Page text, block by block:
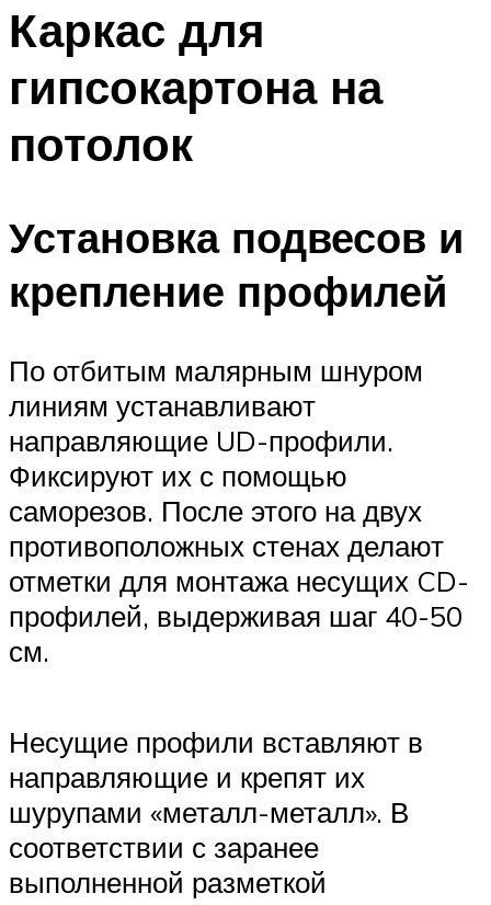
Каркас для
гипсокартона на
потолок
Установка подвесов и
крепление профилей
По отбитым малярным шнуром
линиям устанавливают
направляющие UD-профили.
Фиксируют их с помощью
саморезов. После этого на двух
противоположных стенах делают
отметки для монтажа несущих CD-
профилей, выдерживая шаг 40-50
см.
Несущие профили вставляют в
направляющие и крепят их
шурупами «металл-металл». В
соответствии с заранее
выполненной разметкой